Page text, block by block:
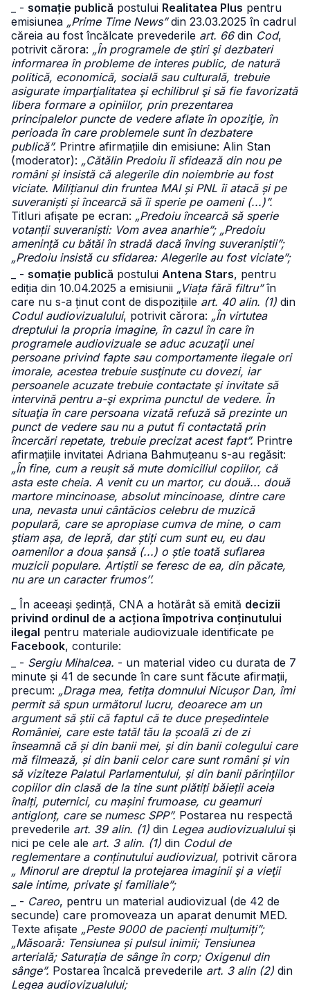
_ - somație publică postului Realitatea Plus pentru
emisiunea „Prime Time News”din 23.03.2025 în cadrul
căreia au fost încălcate prevederile art. 66din Cod,
potrivit cărora: „În programele de ştiri şi dezbateri
informarea în probleme de interes public, de natură
politică, economică, socială sau culturală, trebuie
asigurate imparţialitatea şi echilibrul şi să fie favorizată
libera formare a opiniilor, prin prezentarea
principalelor puncte de vedere aflate în opoziţie, în
perioada în care problemele sunt în dezbatere
publică”. Printre afirmațiile din emisiune: Alin Stan
(moderator): „Cătălin Predoiu îi sfidează din nou pe
români și insistă că alegerile din noiembrie au fost
viciate. Milițianul din fruntea MAI și PNL îi atacă și pe
suveraniști și încearcă să îi sperie pe oameni (...)”.
Titluri afișate pe ecran: „Predoiu încearcă să sperie
votanții suveraniști: Vom avea anarhie”; „Predoiu
amenință cu bătăi în stradă dacă înving suveraniștii”;
„Predoiu insistă cu sfidarea: Alegerile au fost viciate”;
_ - somație publică postului Antena Stars, pentru
ediția din 10.04.2025 a emisiunii „Viața fără filtru”în
care nu s-a ținut cont de dispozițiile art. 40 alin. (1) din
Codul audiovizualului, potrivit cărora: „În virtutea
dreptului la propria imagine, în cazul în care în
programele audiovizuale se aduc acuzaţii unei
persoane privind fapte sau comportamente ilegale ori
imorale, acestea trebuie susţinute cu dovezi, iar
persoanele acuzate trebuie contactate şi invitate să
intervină pentru a-şi exprima punctul de vedere. În
situaţia în care persoana vizată refuză să prezinte un
punct de vedere sau nu a putut fi contactată prin
încercări repetate, trebuie precizat acest fapt”. Printre
afirmațiile invitatei Adriana Bahmuțeanu s-au regăsit:
„În fine, cum a reușit să mute domiciliul copiilor, că
asta este cheia. A venit cu un martor, cu două... două
martore mincinoase, absolut mincinoase, dintre care
una, nevasta unui cântăcios celebru de muzică
populară, care se apropiase cumva de mine, o cam
știam așa, de lepră, dar știți cum sunt eu, eu dau
oamenilor a doua șansă (...) o știe toată suflarea
muzicii populare. Artiștii se feresc de ea, din păcate,
nu are un caracter frumos’’.
_ În aceeași ședință, CNA a hotărât să emită decizii
privind ordinul de a acționa împotriva conținutului
ilegal pentru materiale audiovizuale identificate pe
Facebook, conturile:
_ - Sergiu Mihalcea. - un material video cu durata de 7
minute și 41 de secunde în care sunt făcute afirmații,
precum: „Draga mea, fetița domnului Nicușor Dan, îmi
permit să spun următorul lucru, deoarece am un
argument să știi că faptul că te duce președintele
României, care este tatăl tău la școală zi de zi
înseamnă că și din banii mei, și din banii colegului care
mă filmează, și din banii celor care sunt români și vin
să viziteze Palatul Parlamentului, și din banii părințiilor
copiilor din clasă de la tine sunt plătiți băieții aceia
înalți, puternici, cu mașini frumoase, cu geamuri
antiglonț, care se numesc SPP”. Postarea nu respectă
prevederile art. 39 alin. (1) din Legea audiovizualuluiși
nici pe cele ale art. 3 alin. (1) din Codul de
reglementare a conținutului audiovizual, potrivit cărora
„ Minorul are dreptul la protejarea imaginii şi a vieţii
sale intime, private şi familiale”;
_ - Careo, pentru un material audiovizual (de 42 de
secunde) care promoveaza un aparat denumit MED.
Texte afișate „Peste 9000 de pacienți mulțumiți”;
„Măsoară: Tensiunea și pulsul inimii; Tensiunea
arterială; Saturația de sânge în corp; Oxigenul din
sânge”. Postarea încalcă prevederile art. 3 alin (2) din
Legea audiovizualului;